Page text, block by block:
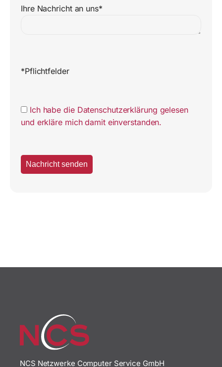
Ihre Nachricht an uns*
*Pflichtfelder
Ich habe die Datenschutzerklärung gelesen
und erkläre mich damit einverstanden.
NCS Netzwerke Computer Service GmbH